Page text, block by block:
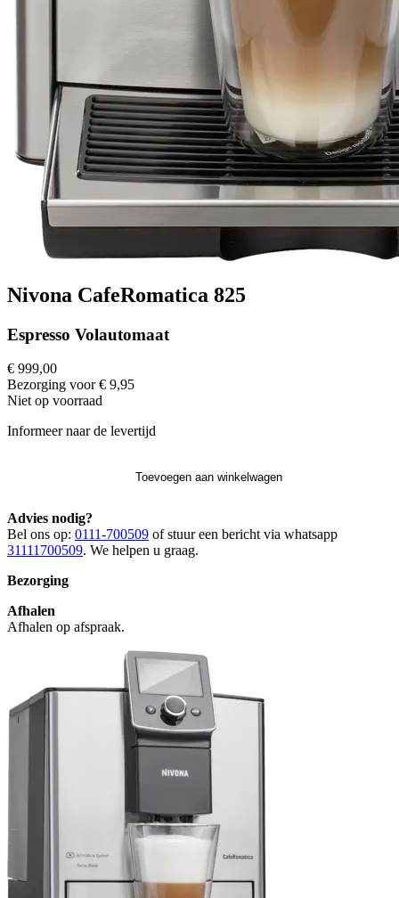
Nivona CafeRomatica 825
Espresso Volautomaat
€ 999,00
Bezorging voor € 9,95
Niet op voorraad
Informeer naar de levertijd
Toevoegen aan winkelwagen
Advies nodig?
Bel ons op: 0111-700509 of stuur een bericht via whatsapp
31111700509. We helpen u graag.
Bezorging
Afhalen
Afhalen op afspraak.